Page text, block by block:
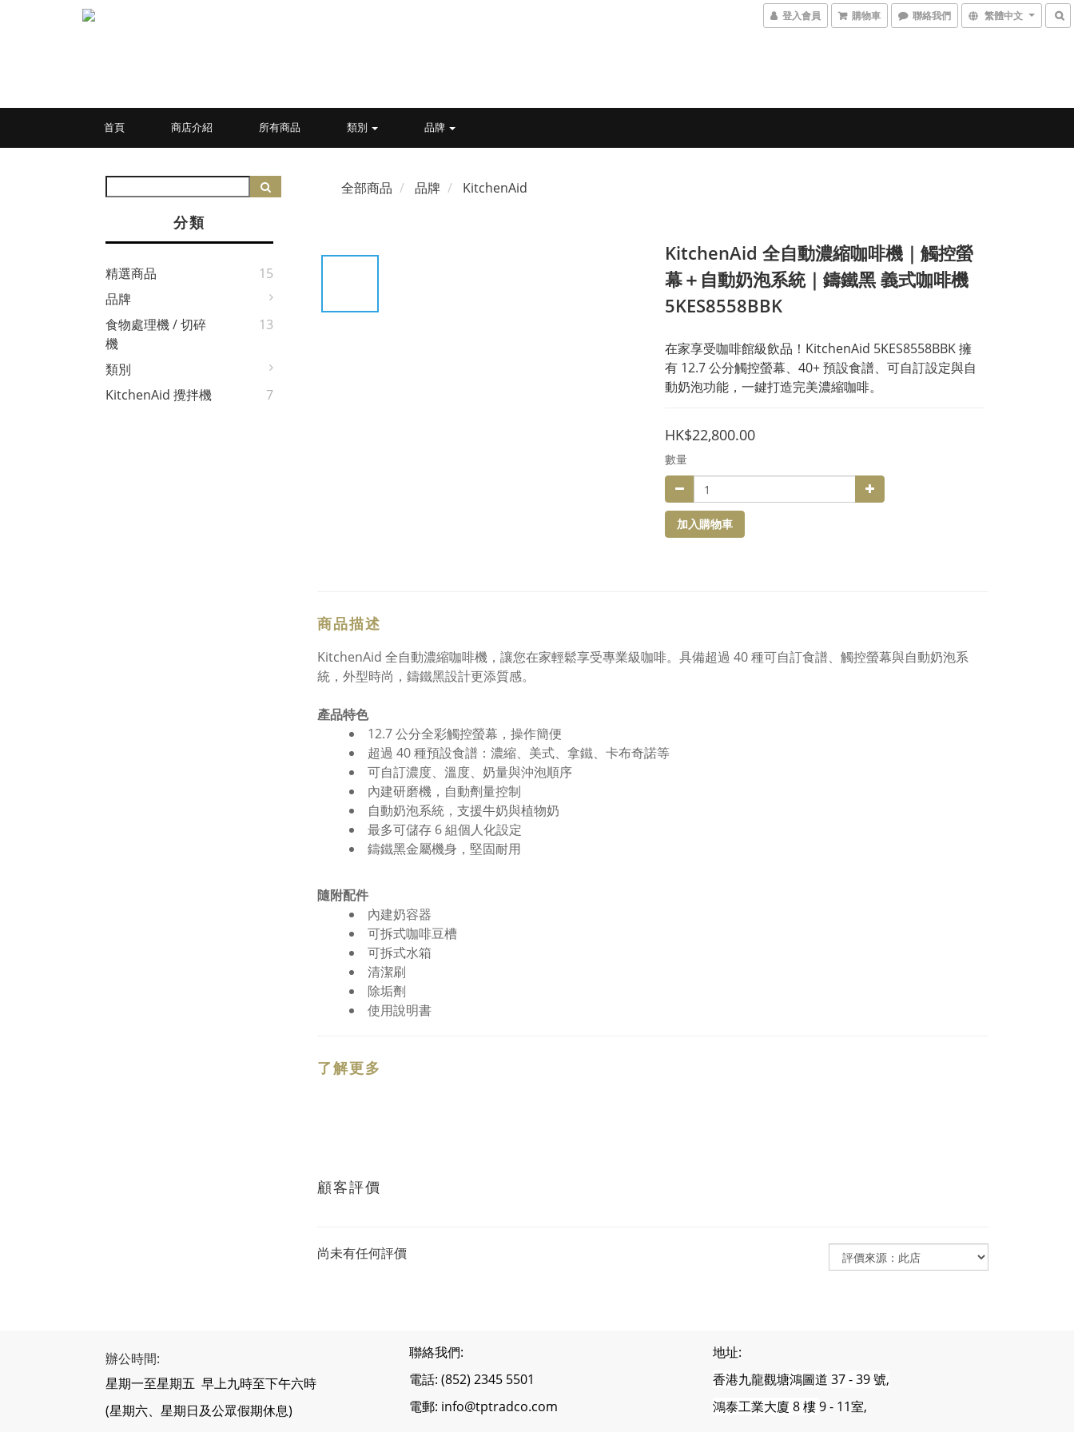
登入會員 購物車 聯絡我們 繁體中文
首頁 商店介紹 所有商品 類別 品牌
分類
精選商品
15
品牌
食物處理機 / 切碎
機
13
類別
KitchenAid 攪拌機
7
全部商品 品牌 KitchenAid
KitchenAid 全自動濃縮咖啡機｜觸控螢
幕＋自動奶泡系統｜鑄鐵黑 義式咖啡機
5KES8558BBK
在家享受咖啡館級飲品！KitchenAid 5KES8558BBK 擁
有 12.7 公分觸控螢幕、40+ 預設食譜、可自訂設定與自
動奶泡功能，一鍵打造完美濃縮咖啡。
HK$22,800.00
數量
加入購物車
商品描述
KitchenAid 全自動濃縮咖啡機，讓您在家輕鬆享受專業級咖啡。具備超過 40 種可自訂食譜、觸控螢幕與自動奶泡系
統，外型時尚，鑄鐵黑設計更添質感。
產品特色
12.7 公分全彩觸控螢幕，操作簡便
超過 40 種預設食譜：濃縮、美式、拿鐵、卡布奇諾等
可自訂濃度、溫度、奶量與沖泡順序
內建研磨機，自動劑量控制
自動奶泡系統，支援牛奶與植物奶
最多可儲存 6 組個人化設定
鑄鐵黑金屬機身，堅固耐用
隨附配件
內建奶容器
可拆式咖啡豆槽
可拆式水箱
清潔刷
除垢劑
使用說明書
了解更多
顧客評價
尚未有任何評價
辦公時間:
星期一至星期五 早上九時至下午六時
(星期六、星期日及公眾假期休息)
聯絡我們:
電話: (852) 2345 5501
電郵: info@tptradco.com
地址:
香港九龍觀塘鴻圖道 37 - 39 號,
鴻泰工業大廈 8 樓9 - 11室,